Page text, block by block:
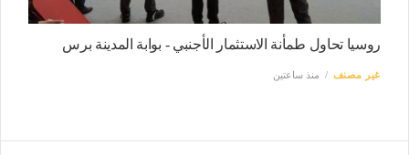
روسيا تحاول طمأنة الاستثمار الأجنبي - بوابة المدينة برس
غير مصنف منذ ساعتين